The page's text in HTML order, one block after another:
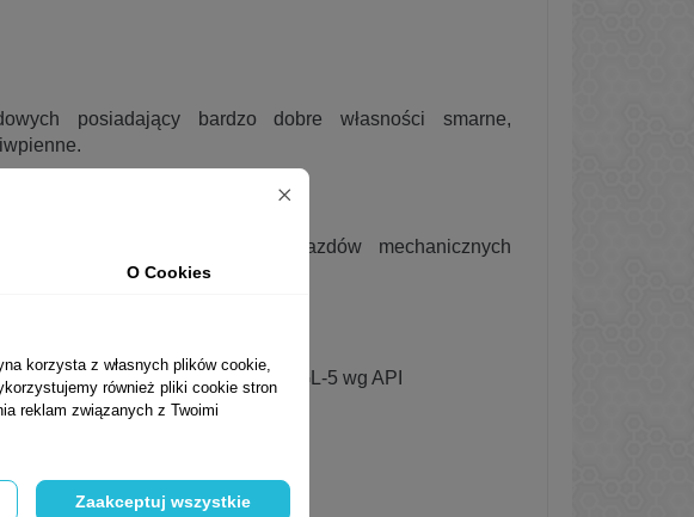
posiadający bardzo dobre własności smarne,
mostów oraz przekładni pojazdów mechanicznych
tj. przy:
producent zaleca olej klasy GL-5 wg API
O Cookies
korzysta z własnych plików cookie,
również pliki cookie stron
reklam związanych z Twoimi
Zaakceptuj wszystkie